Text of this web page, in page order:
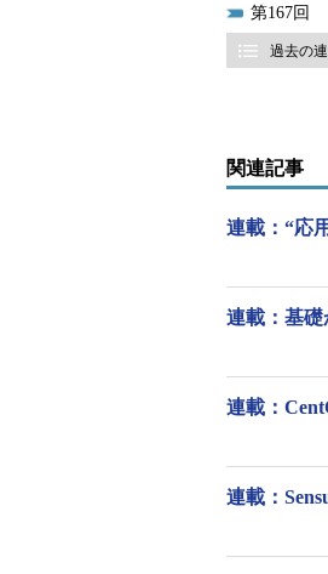
sourceコマ
. ファイ
sourceコ
167
過去の
関連記事
連載：“応
連載：基礎
連載：
連載：